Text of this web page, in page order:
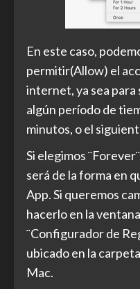
En este caso,
permitir(Allow) el
internet, ya sea
algún período de
minutos, o el
Si elegimos
será de la forma en
App. Si queremos
hacerlo en la
¨Configurador de
ubicado en la
Mac.